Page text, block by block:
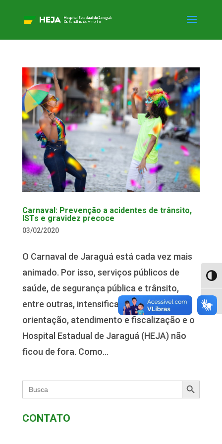
Carnaval: Prevenção a acidentes de trânsito,
ISTs e gravidez precoce
03/02/2020
O Carnaval de Jaraguá está cada vez mais
animado. Por isso, serviços públicos de
saúde, de segurança pública e trânsito,
entre outras, intensificam os trabalhos de
orientação, atendimento e fiscalização e o
Hospital Estadual de Jaraguá (HEJA) não
ficou de fora. Como...
Search
for:
Search Button
CONTATO